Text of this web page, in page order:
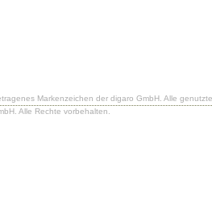
Markenzeichen der digaro GmbH. Alle
Alle Rechte vorbehalten.